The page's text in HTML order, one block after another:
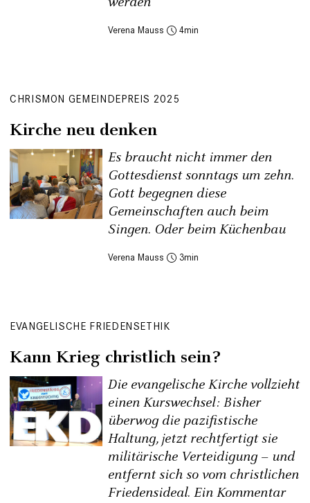
Verena Mauss 4
CHRISMON GEMEINDEPREIS 2025
Kirche neu denken
Es braucht nicht immer den
Gottesdienst sonntags um zehn.
Gott begegnen diese
Gemeinschaften auch beim
Singen. Oder beim Küchenbau
Verena Mauss 3
EVANGELISCHE FRIEDENSETHIK
Kann Krieg christlich sein?
Die evangelische Kirche vollzieht
einen Kurswechsel: Bisher
überwog die pazifistische
Haltung, jetzt rechtfertigt sie
militärische Verteidigung – und
entfernt sich so vom christlichen
Friedensideal. Ein Kommentar